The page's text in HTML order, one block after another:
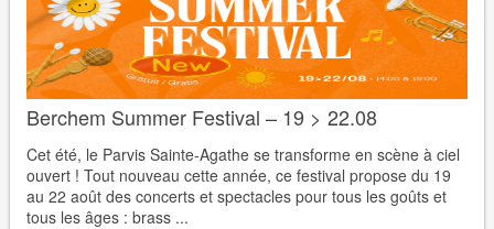
Berchem Summer Festival – 19 > 22.08
Cet été, le Parvis Sainte-Agathe se transforme en scène à ciel
ouvert ! Tout nouveau cette année, ce festival propose du 19
au 22 août des concerts et spectacles pour tous les goûts et
tous les âges : brass ...